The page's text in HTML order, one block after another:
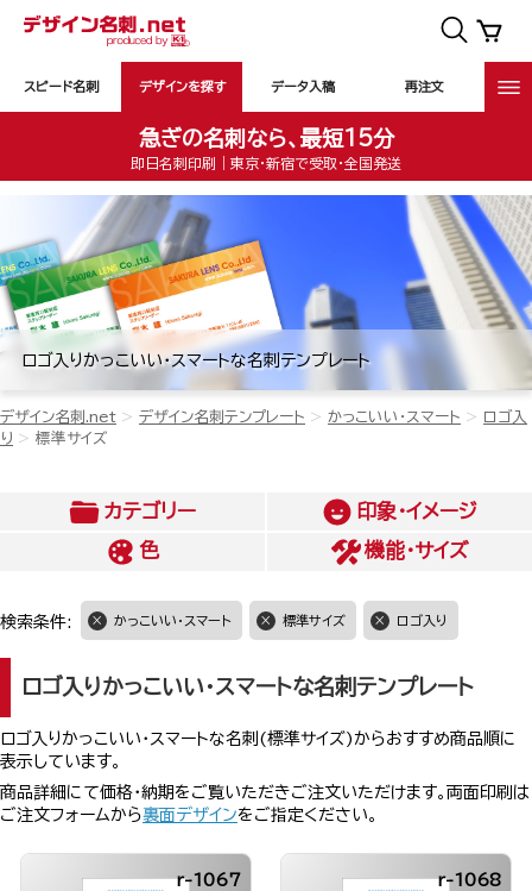
スピード名刺 デザインを探す データ入稿 再注文
急ぎの名刺なら、最短15分
即日名刺印刷｜東京・新宿で受取・全国発送
ロゴ入りかっこいい・スマートな名刺テンプレート
デザイン名刺.net デザイン名刺テンプレート かっこいい・スマート
ロゴ入
り
標準サイズ
カテゴリー
印象・イメージ
色
機能・サイズ
検索条件: かっこいい・スマート 標準サイズ ロゴ入り
ロゴ入りかっこいい・スマートな名刺テンプレート
ロゴ入りかっこいい・スマートな名刺(標準サイズ)からおすすめ商品順に
表示しています。
商品詳細にて価格・納期をご覧いただきご注文いただけます。両面印刷は
ご注文フォームから裏面デザインをご指定ください。
r-1067 r-1068